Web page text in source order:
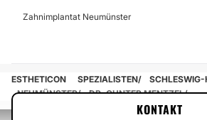
Zahnimplantat Neumünster
KONTAKT
ESTHETICON SPEZIALISTEN
SCHLESWIG-
NEUMÜNSTER
DR. GUNTER MENTZEL